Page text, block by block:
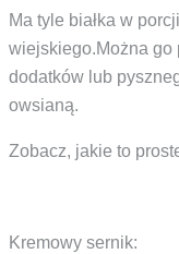
Ma tyle białka w
wiejskiego.Można go
dodatków lub
owsianą.
Zobacz, jakie to
Kremowy sernik: